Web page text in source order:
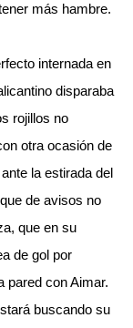
más hambre.
internada en
disparaba
rojillos no
otra ocasión de
la estirada del
de avisos no
que en su
de gol por
pared con Aimar.
buscando su